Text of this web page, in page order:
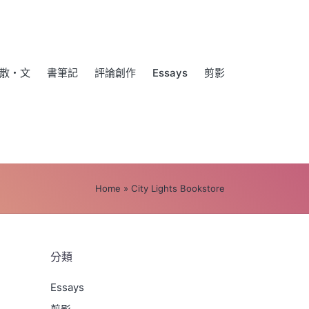
散・文 書筆記 評論創作 Essays 剪影
Home » City Lights Bookstore
分類
Essays